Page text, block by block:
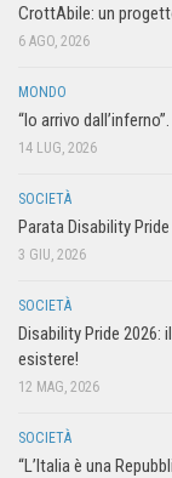
CrottAbile: un
6 AGO, 2026
MONDO
“Io arrivo
14 LUG, 2026
SOCIETÀ
Parata Disability
3 GIU, 2026
SOCIETÀ
Disability Pride
esistere!
12 MAG, 2026
SOCIETÀ
“L’Italia è una